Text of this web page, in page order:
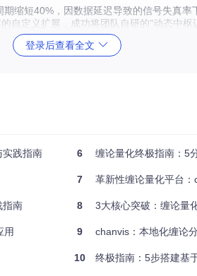
缩短40%，因数据延迟导致的信号失真
自定义扩展，成功将团队自研的"动态中枢
与买卖点标注
求。
本，可实现增量行情数据自动更新，保持分
登录后查看全文
实践指南
指南
用
6 缠论量化终极指南：5
7 革新性缠论量化平台
8 3大核心突破：缠论量
9 chanvis：本地化缠论
10 终极指南：5步搭建基